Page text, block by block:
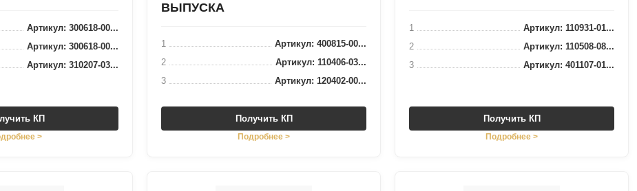
Артикул: 300618-00...
Артикул: 300618-00...
Артикул: 310207-03...
КП
>
ВЫПУСКА
1
Артикул: 400815-00...
2
Артикул: 110406-03...
3
Артикул: 120402-00...
Получить КП
Подробнее >
1
Артикул: 110931-01...
2
Артикул: 110508-08...
3
Артикул: 401107-01...
Получить КП
Подробнее >